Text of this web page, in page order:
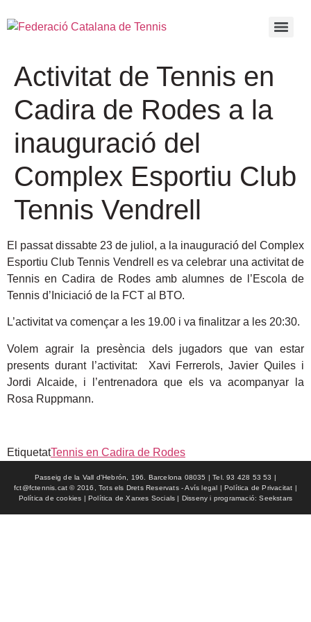
Activitat de Tennis en
Cadira de Rodes a la
inauguració del
Complex Esportiu Club
Tennis Vendrell
El passat dissabte 23 de juliol, a la inauguració del Complex
Esportiu Club Tennis Vendrell es va celebrar una activitat de
Tennis en Cadira de Rodes amb alumnes de l’Escola de
Tennis d’Iniciació de la FCT al BTO.
L’activitat va començar a les 19.00 i va finalitzar a les 20:30.
Volem agrair la presència dels jugadors que van estar
presents durant l’activitat: Xavi Ferrerols, Javier Quiles i
Jordi Alcaide, i l’entrenadora que els va acompanyar la
Rosa Ruppmann.
EtiquetatTennis en Cadira de Rodes
Passeig de la Vall d'Hebrón, 196. Barcelona 08035 | Tel. 93 428 53 53 |
fct@fctennis.cat © 2016, Tots els Drets Reservats - Avís legal | Política de Privacitat |
Política de cookies | Política de Xarxes Socials | Disseny i programació: Seekstars